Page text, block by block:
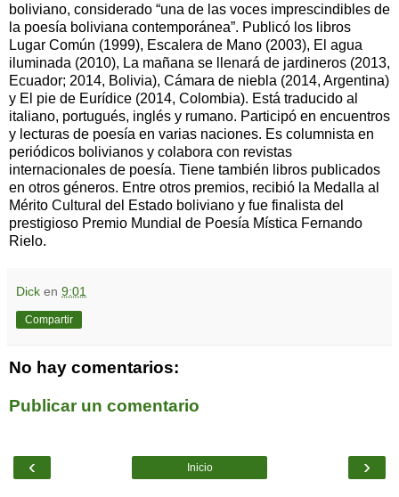
boliviano, considerado “una de las voces imprescindibles de
la poesía boliviana contemporánea”. Publicó los libros
Lugar Común (1999), Escalera de Mano (2003), El agua
iluminada (2010), La mañana se llenará de jardineros (2013,
Ecuador; 2014, Bolivia), Cámara de niebla (2014, Argentina)
y El pie de Eurídice (2014, Colombia). Está traducido al
italiano, portugués, inglés y rumano. Participó en encuentros
y lecturas de poesía en varias naciones. Es columnista en
periódicos bolivianos y colabora con revistas
internacionales de poesía. Tiene también libros publicados
en otros géneros. Entre otros premios, recibió la Medalla al
Mérito Cultural del Estado boliviano y fue finalista del
prestigioso Premio Mundial de Poesía Mística Fernando
Rielo.
Dick en 9:01
Compartir
No hay comentarios:
Publicar un comentario
‹ ›
Inicio